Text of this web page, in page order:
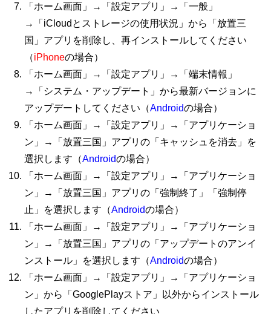
「ホーム画面」→「設定アプリ」→「一般」
→「iCloudとストレージの使用状況」から「放置三
国」アプリを削除し、再インストールしてください
（iPhoneの場合）
「ホーム画面」→「設定アプリ」→「端末情報」
→「システム・アップデート」から最新バージョンに
アップデートしてください（Androidの場合）
「ホーム画面」→「設定アプリ」→「アプリケーショ
ン」→「放置三国」アプリの「キャッシュを消去」を
選択します（Androidの場合）
「ホーム画面」→「設定アプリ」→「アプリケーショ
ン」→「放置三国」アプリの「強制終了」「強制停
止」を選択します（Androidの場合）
「ホーム画面」→「設定アプリ」→「アプリケーショ
ン」→「放置三国」アプリの「アップデートのアンイ
ンストール」を選択します（Androidの場合）
「ホーム画面」→「設定アプリ」→「アプリケーショ
ン」から「GooglePlayストア」以外からインストール
したアプリを削除してください